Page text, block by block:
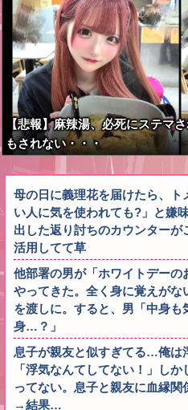
【悲報】麻辣湯、必死にステマ
もされない・・・
母の日に義理花を届けたら、ト
い人に気を使われても?」と嫌
出した返り討ちのカウンター
活用してて草
他部署の男が「ホワイトデーの
やってきた。全く身に覚えが
を渡しに。すると、男「中身
身…？」
息子が親友と似すぎてる…俺
「浮気なんてしてない！」し
ってない。息子と親友に血縁関
→結果…